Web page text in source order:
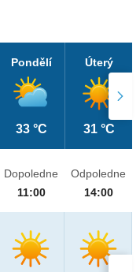
Pondělí
33 °C
Úterý
31 °C
Dopoledne
11:00
Odpoledne
14:00